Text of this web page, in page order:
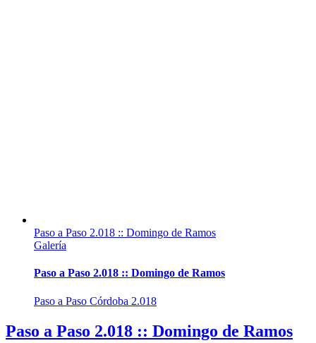
Paso a Paso 2.018 :: Domingo de Ramos
Galería
Paso a Paso 2.018 :: Domingo de Ramos
Paso a Paso Córdoba 2.018
Paso a Paso 2.018 :: Domingo de Ramos